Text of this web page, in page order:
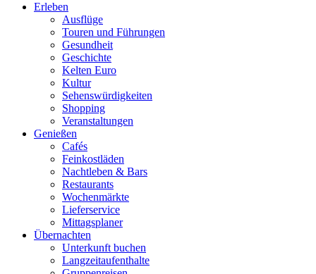
Erleben
Ausflüge
Touren und Führungen
Gesundheit
Geschichte
Kelten Euro
Kultur
Sehenswürdigkeiten
Shopping
Veranstaltungen
Genießen
Cafés
Feinkostläden
Nachtleben & Bars
Restaurants
Wochenmärkte
Lieferservice
Mittagsplaner
Übernachten
Unterkunft buchen
Langzeitaufenthalte